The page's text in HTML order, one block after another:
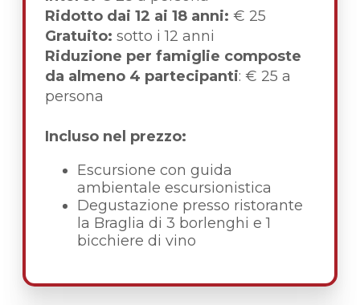
Ridotto dai 12 ai 18 anni: € 25
Gratuito: sotto i 12 anni
Riduzione per famiglie composte
da almeno 4 partecipanti: € 25 a
persona
Incluso nel prezzo:
Escursione con guida
ambientale escursionistica
Degustazione presso ristorante
la Braglia di 3 borlenghi e 1
bicchiere di vino